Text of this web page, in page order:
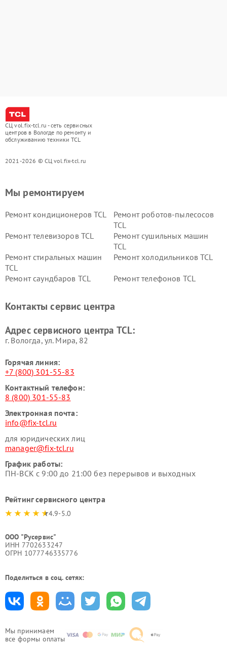
СЦ vol.fix-tcl.ru - сеть сервисных
центров в Вологде по ремонту и
обслуживанию техники TCL
2021-2026 © СЦ vol.fix-tcl.ru
Мы принимаем
все формы оплаты
Мы ремонтируем
Ремонт кондиционеров TCL
Ремонт роботов-пылесосов
TCL
Ремонт телевизоров TCL
Ремонт сушильных машин
TCL
Ремонт стиральных машин
TCL
Ремонт холодильников TCL
Ремонт саундбаров TCL Ремонт телефонов TCL
Контакты сервис центра
Адрес сервисного центра TCL:
г. Вологда, ул. Мира, 82
Горячая линия:
+7 (800) 301-55-83
Контактный телефон:
8 (800) 301-55-83
Электронная почта:
info@fix-tcl.ru
для юридических лиц
manager@fix-tcl.ru
График работы:
ПН-ВСК с 9:00 до 21:00 без перерывов и выходных
Рейтинг сервисного центра
4.9-5.0
ООО "Русервис"
ИНН 7702633247
ОГРН 1077746335776
Поделиться в соц. сетях: